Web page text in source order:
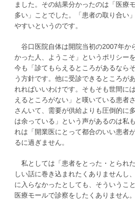
ました。その結果分かったのは「医療
多い」ことでした。「患者の取り合い
やすいというのです。
谷口医院自体は開院当初の2007年か
かった人、ようこそ」というポリシー
今も「診てもらえるところがあるなら
う方針です。他に受診できるところが
れればいいわけです。そもそも世間に
えるところがない」と嘆いている患者
さんいて、需要が供給よりも圧倒的に
は余っている」という声があるのは私
れは「開業医にとって都合のいい患者
るに過ぎません。
私としては「患者をとった・とられ
しい話に巻き込まれたくありませんし
に入らなかったとしても、そういうこ
医療モールで診察をしたくありません